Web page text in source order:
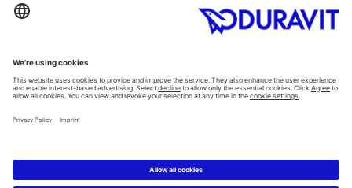
Facebook
Instagram
Pinterest
Blog
Copyright © 2026 Duravit AG